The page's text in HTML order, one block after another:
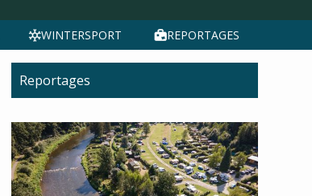
WINTERSPORT REPORTAGES
Reportages